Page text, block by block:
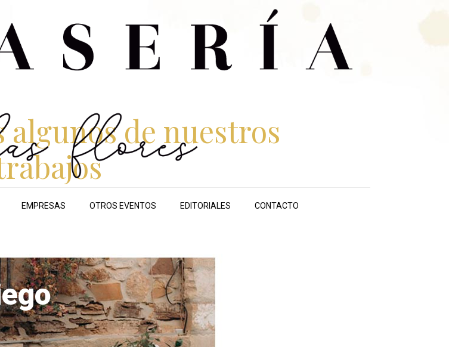
EMPRESAS OTROS EVENTOS EDITORIALES CONTACTO
algunos de nuestros